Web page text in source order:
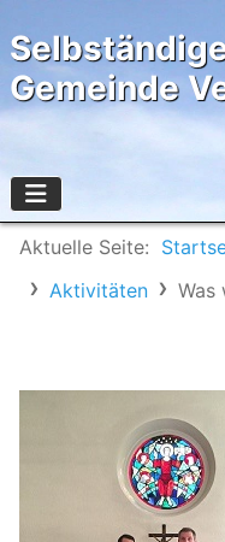
Gemeinde
Aktuelle Seite:
Aktivitäten
Was